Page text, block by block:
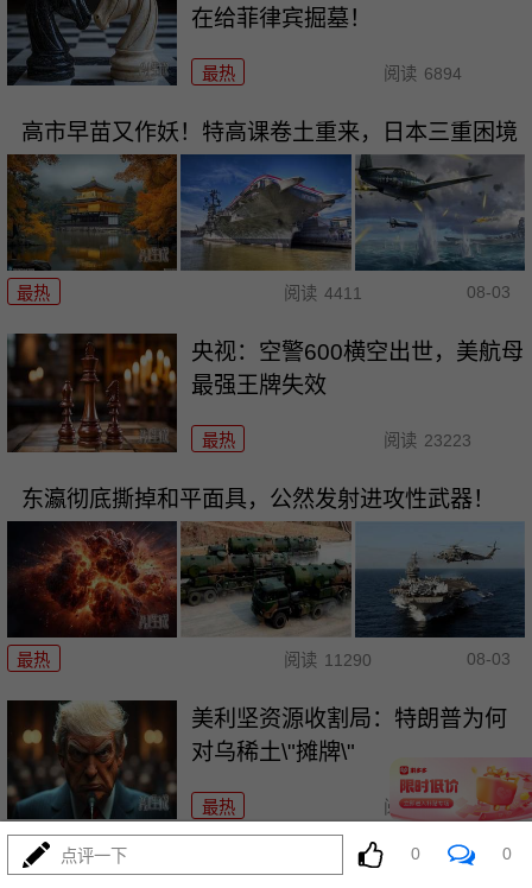
在给菲律宾掘墓！
最热 阅读 6894
高市早苗又作妖！特高课卷土重来，日本三重困境
最热 阅读 4411 08-03
央视：空警600横空出世，美航母
最强王牌失效
最热 阅读 23223
东瀛彻底撕掉和平面具，公然发射进攻性武器！
最热 阅读 11290 08-03
美利坚资源收割局：特朗普为何
对乌稀土\"摊牌\"
最热 阅读 10381
普京不忍了！俄突破禁忌，猛轰
点评一下 0 0